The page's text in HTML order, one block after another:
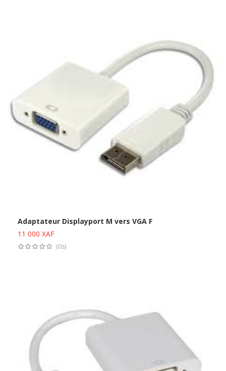
Adaptateur Displayport M vers VGA F
11 000 XAF
(0s)